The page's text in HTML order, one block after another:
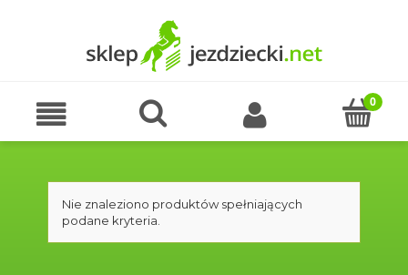
Nie znaleziono produktów spełniających
podane kryteria.